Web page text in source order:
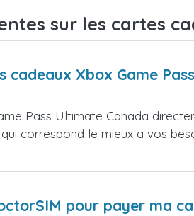
sur les cartes
cadeaux Xbox Game
Pass Ultimate Canada
correspond le mieux a vos
pour payer ma